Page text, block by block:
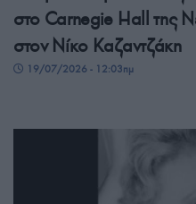
στο Carnegie Hall της
στον Νίκο Καζαντζάκη
19/07/2026 - 12:03πμ